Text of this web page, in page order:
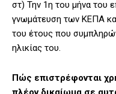
στ) Την 1η του μήνα του
γνωμάτευση των ΚΕΠΑ
του έτους που
ηλικίας του.
Πώς επιστρέφονται